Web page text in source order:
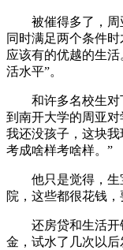
被催得多了，周
同时满足两个条件
应该有的优越的生
活水平”。
和许多名校生对
到南开大学的周亚对
我还没孩子，这块
考成啥样考啥样。”
他只是觉得，生
院，这些都很花钱，
还房贷和生活开
金，试水了几次以